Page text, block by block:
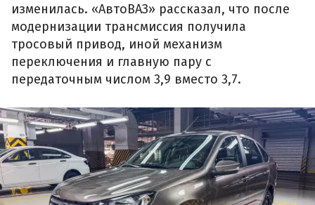
изменилась. «АвтоВАЗ» рассказал, что после
модернизации трансмиссия получила
тросовый привод, иной механизм
переключения и главную пару с
передаточным числом 3,9 вместо 3,7.